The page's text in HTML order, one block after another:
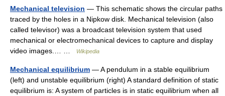
Mechanical television — This schematic shows the circular paths
traced by the holes in a Nipkow disk. Mechanical television (also
called televisor) was a broadcast television system that used
mechanical or electromechanical devices to capture and display
video images.… …
Wikipedia
Mechanical equilibrium — A pendulum in a stable equilibrium
(left) and unstable equilibrium (right) A standard definition of static
equilibrium is: A system of particles is in static equilibrium when all